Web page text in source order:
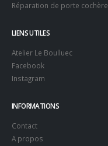
Réparation de porte cochère
LIENS UTILES
Atelier Le Boulluec
Facebook
Instagram
INFORMATIONS
Contact
A propos